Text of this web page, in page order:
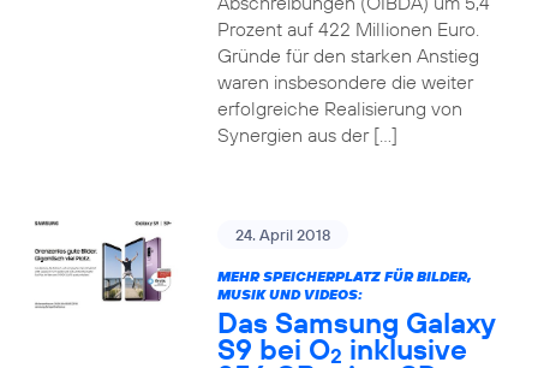
Prozent auf 422 Millionen Euro.
Gründe für den starken Anstieg
waren insbesondere die weiter
erfolgreiche Realisierung von
Synergien aus der […]
24. April 2018
MEHR SPEICHERPLATZ FÜR BILDER,
MUSIK UND VIDEOS:
Das Samsung Galaxy
S9 bei O2 inklusive